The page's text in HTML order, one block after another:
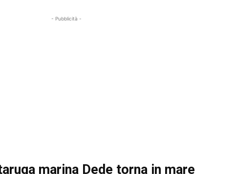
- Pubblicità -
marina Dede torna in mare